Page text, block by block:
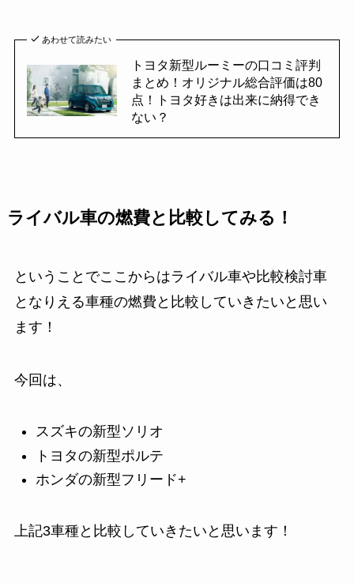
あわせて読みたい
トヨタ新型ルーミーの口コミ評判
まとめ！オリジナル総合評価は80
点！トヨタ好きは出来に納得でき
ない？
ライバル車の燃費と比較してみる！
ということでここからはライバル車や比較検討車
となりえる車種の燃費と比較していきたいと思い
ます！
今回は、
スズキの新型ソリオ
トヨタの新型ポルテ
ホンダの新型フリード+
上記3車種と比較していきたいと思います！